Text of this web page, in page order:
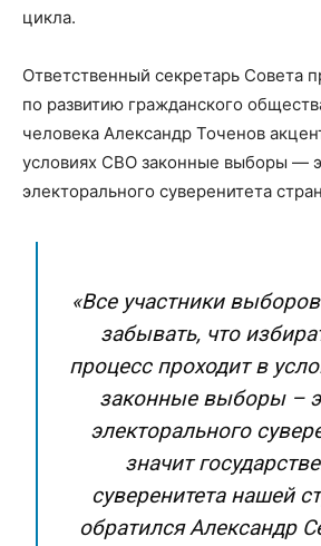
цикла.
Ответственный секретарь Совета
по развитию гражданского
человека Александр Точенов
условиях СВО законные выборы —
электорального суверенитета
«Все участники
забывать, что
процесс проходит в
законные выборы –
электорального
значит
суверенитета нашей
обратился Александр